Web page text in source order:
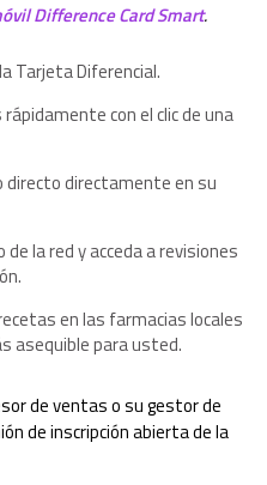
Difference Card Smart.
Tarjeta Diferencial.
con el clic de una
directamente en su
la red y acceda a revisiones
en las farmacias locales
asequible para usted.
de ventas o su gestor de
de inscripción abierta de la